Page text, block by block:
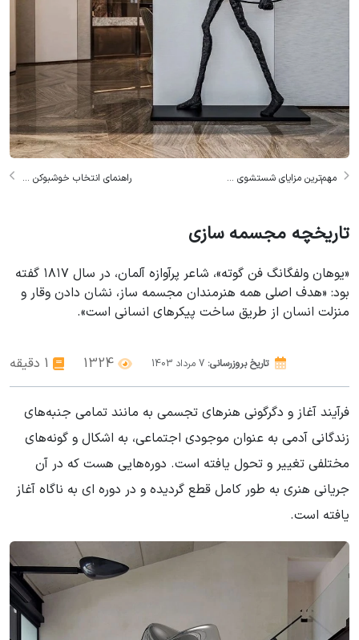
مهم‌ترین مزایای شستشوی ... راهنمای انتخاب خوشبوکن ...
تاریخچه مجسمه سازی
«یوهان ولفگانگ فن گوته»، شاعر پرآوازه آلمان، در سال ۱۸۱۷ گفته
بود: «هدف اصلی همه هنرمندان مجسمه ساز، نشان دادن وقار و
منزلت انسان از طریق ساخت پیکرهای انسانی است».
تاریخ بروزرسانی: 7 مرداد 1403 1 دقیقه
فرآیند آغاز و دگرگونی هنرهای تجسمی به مانند تمامی جنبه‌های
زندگانی آدمی به عنوان موجودی اجتماعی، به اشکال و گونه‌های
مختلفی تغییر و تحول یافته است. دوره‌هایی هست که در آن
جریانی هنری به طور کامل قطع گردیده و در دوره ای به ناگاه آغاز
یافته است.